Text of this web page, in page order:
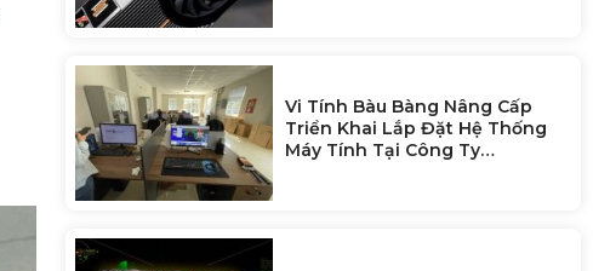
Vi Tính Bàu Bàng Nâng Cấp
Triển Khai Lắp Đặt Hệ Thống
Máy Tính Tại Công Ty